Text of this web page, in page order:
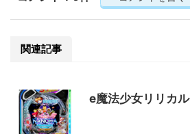
関連記事
e魔法少女リリカ